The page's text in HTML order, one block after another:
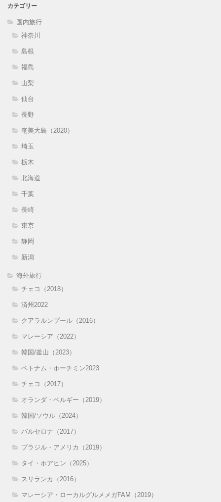
カテゴリー
国内旅行
神奈川
島根
福島
山梨
仙台
長野
奄美大島（2020）
埼玉
栃木
北海道
千葉
長崎
東京
静岡
新潟
海外旅行
チェコ（2018）
済州2022
クアラルンプール（2016）
マレーシア（2022）
韓国/釜山（2023）
ベトナム・ホーチミン2023
チェコ（2017）
オランダ・ベルギー（2019）
韓国/ソウル（2024）
バルセロナ（2017）
ブラジル・アメリカ（2019）
タイ・ホアヒン（2025）
スリランカ（2016）
マレーシア・ローカルグルメメガFAM（2019）